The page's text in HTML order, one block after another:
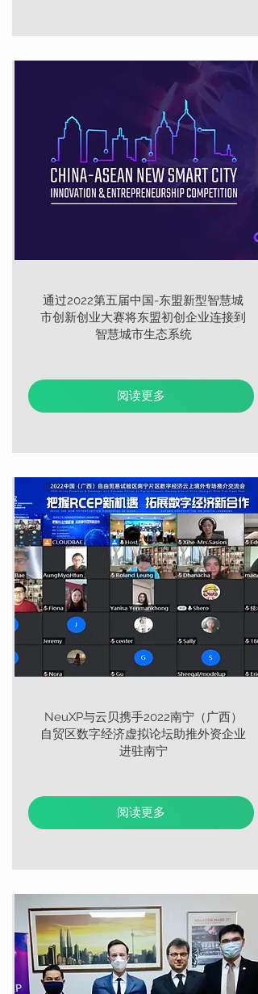
通过2022第五届中国-东盟新型智慧城
市创新创业大赛将东盟初创企业连接到
智慧城市生态系统
阅读更多
NeuXP与云贝携手2022南宁（广西）
自贸区数字经济虚拟论坛助推外资企业
进驻南宁
阅读更多